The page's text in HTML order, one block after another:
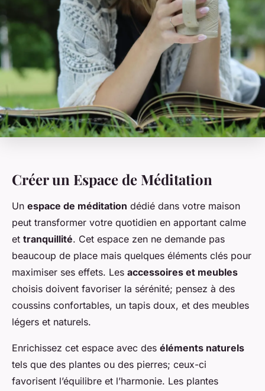
Créer un Espace de Méditation
Un espace de méditation dédié dans votre maison
peut transformer votre quotidien en apportant calme
et tranquillité. Cet espace zen ne demande pas
beaucoup de place mais quelques éléments clés pour
maximiser ses effets. Les accessoires et meubles
choisis doivent favoriser la sérénité; pensez à des
coussins confortables, un tapis doux, et des meubles
légers et naturels.
Enrichissez cet espace avec des éléments naturels
tels que des plantes ou des pierres; ceux-ci
favorisent l’équilibre et l’harmonie. Les plantes